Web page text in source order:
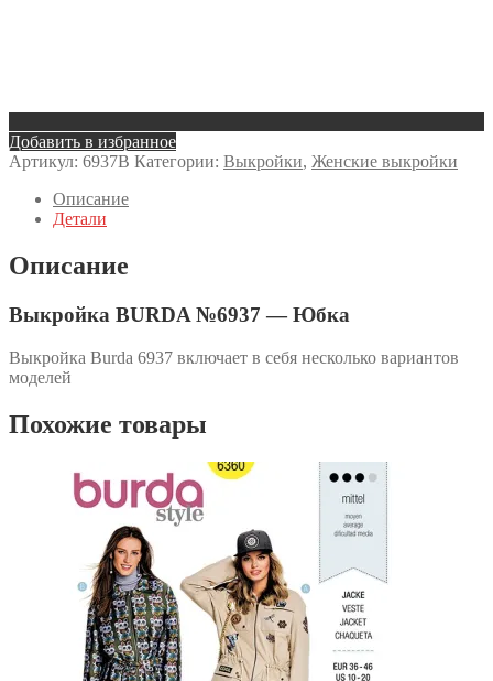
Добавить в избранное
Артикул: 6937B Категории: Выкройки, Женские выкройки
Описание
Детали
Описание
Выкройка BURDA №6937 — Юбка
Выкройка Burda 6937 включает в себя несколько вариантов
моделей
Похожие товары